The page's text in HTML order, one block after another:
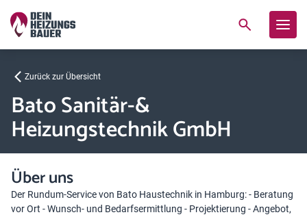
Zurück zur Übersicht
Bato Sanitär-&
Heizungstechnik GmbH
Über uns
Der Rundum-Service von Bato Haustechnik in Hamburg: - Beratung
vor Ort - Wunsch- und Bedarfsermittlung - Projektierung - Angebot,